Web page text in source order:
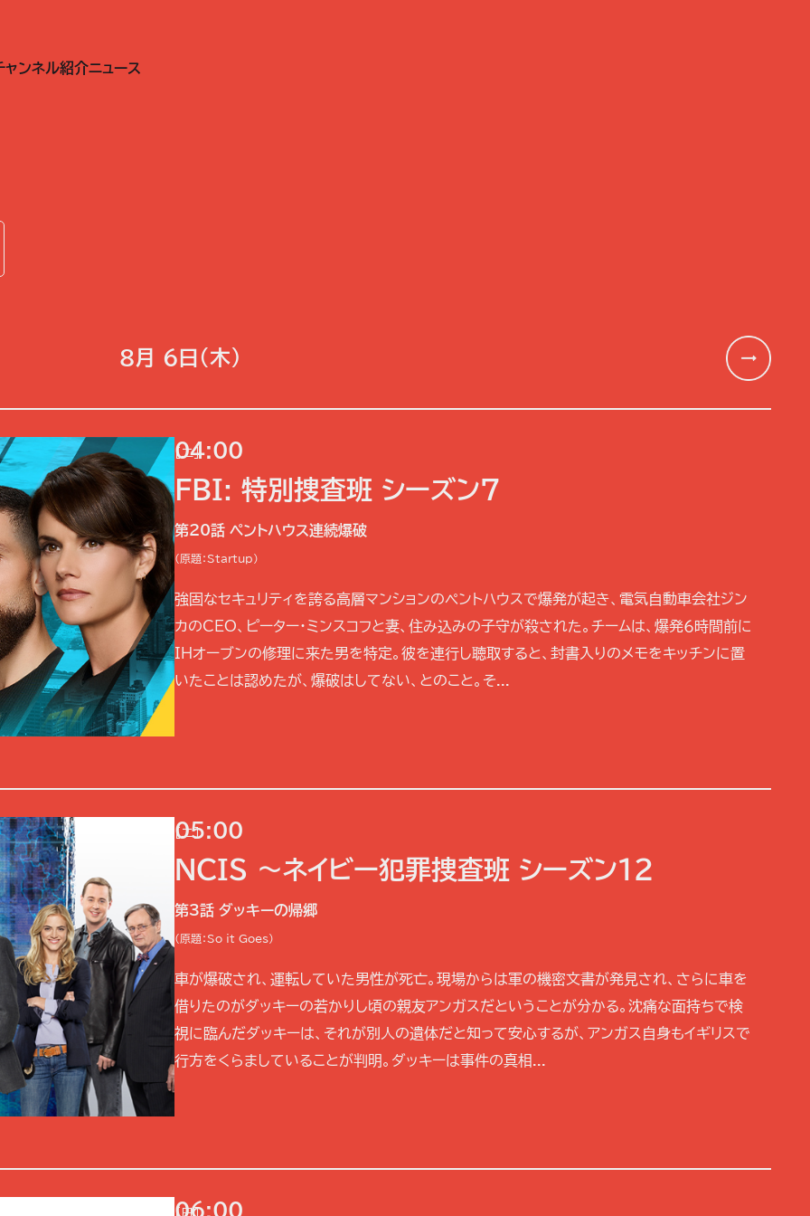
ャンネル紹介ニュース
8月 6日(木)
04:00
[二]
FBI: 特別捜査班 シーズン7
第20話 ペントハウス連続爆破
(原題：Startup)
強固なセキュリティを誇る高層マンションのペントハウスで爆発が起き、電気自動車会社ジン
カのCEO、ピーター・ミンスコフと妻、住み込みの子守が殺された。チームは、爆発６時間前に
IHオーブンの修理に来た男を特定。彼を連行し聴取すると、封書入りのメモをキッチンに置
いたことは認めたが、爆破はしてない、とのこと。そ...
05:00
[二]
NCIS ～ネイビー犯罪捜査班 シーズン12
第3話 ダッキーの帰郷
(原題：So it Goes)
車が爆破され、運転していた男性が死亡。現場からは軍の機密文書が発見され、さらに車を
借りたのがダッキーの若かりし頃の親友アンガスだということが分かる。沈痛な面持ちで検
視に臨んだダッキーは、それが別人の遺体だと知って安心するが、アンガス自身もイギリスで
行方をくらましていることが判明。ダッキーは事件の真相...
06:00
[日]